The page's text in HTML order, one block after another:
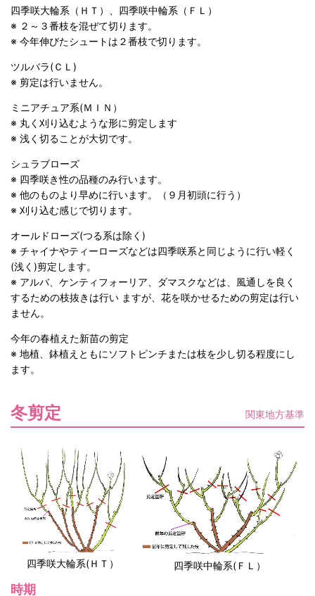
四季咲大輪系（ＨＴ）、四季咲中輪系（ＦＬ）
※ ２～３番枝を混ぜて切ります。
※ 今年伸びたシュートは２番枝で切ります。
ツルバラ(ＣＬ)
※ 剪定は行いません。
ミニアチュア系(ＭＩＮ）
※ 丸く刈り込むような形に剪定します
※ 浅く切ることが大切です。
シュラブローズ
※ 四季咲き性の品種のみ行います。
※ 他のものより早めに行います。（９月初頭に行う）
※ 刈り込む感じで切ります。
オールドローズ(つる系は除く)
※ チャイナやティーローズなどは四季咲系と同じように行い軽く
(浅く)剪定します。
※ アルバ、ケンティフォーリア、ダマスクなどは、風通しを良く
するための枝抜きは行い ますが、花を咲かせるための剪定は行い
ません。
今年の春植えた新苗の剪定
※ 地植、鉢植えともにソフトピンチまたは枝を少し切る程度にし
ます。
冬剪定 関東地方基準
四季咲大輪系(ＨＴ） 四季咲中輪系(ＦＬ）
時期